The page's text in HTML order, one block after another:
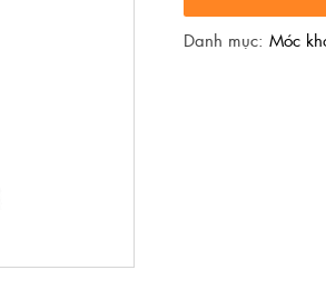
Danh mục:Móc